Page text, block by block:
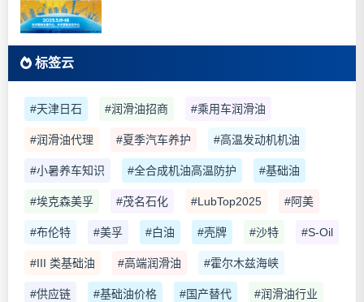
标签云
#天津日石 #润滑油招商 #乘用车润滑油
#润滑油代理 #夏季汽车养护 #高温发动机机油
#小暑养车知识 #全合成机油高温防护 #基础油
#埃克森美孚 #茂名石化 #LubTop2025 #阿美
#布伦特 #美孚 #白油 #壳牌 #沙特 #S-Oil
#III 类基础油 #高端润滑油 #霍尔木兹海峡
#供应链 #基础油价格 #国产替代 #润滑油行业